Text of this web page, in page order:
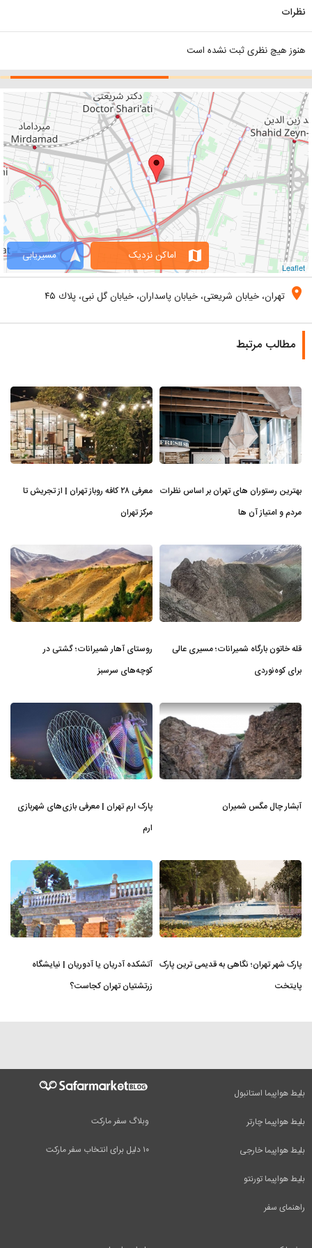
نظرات
هنوز هیچ نظری ثبت نشده است
Leaflet
navigation مسیریابی map اماکن نزدیک
location_on تهران، خیابان شریعتی، خیابان پاسداران، خيابان گل نبی، پلاك ۴۵
مطالب مرتبط
بهترین رستوران های تهران بر اساس نظرات
مردم و امتیاز آن ها
معرفی ۲۸ کافه روباز تهران | از تجریش تا
مرکز تهران
قله خاتون بارگاه شمیرانات؛ مسیری عالی
برای کوه‌نوردی
روستای آهار شمیرانات؛ گشتی در
کوچه‌های سرسبز
آبشار چال مگس شمیران
پارک ارم تهران | معرفی بازی‌های شهربازی
ارم
پارک شهر تهران؛ نگاهی به قدیمی ترین پارک
پایتخت
آتشکده آدریان یا آدوریان | نیایشگاه
زرتشتیان تهران کجاست؟
وبلاگ سفر مارکت
۱۰ دلیل برای انتخاب سفر مارکت
بلیط هواپیما استانبول
بلیط هواپیما چارتر
بلیط هواپیما خارجی
بلیط هواپیما تورنتو
راهنمای سفر